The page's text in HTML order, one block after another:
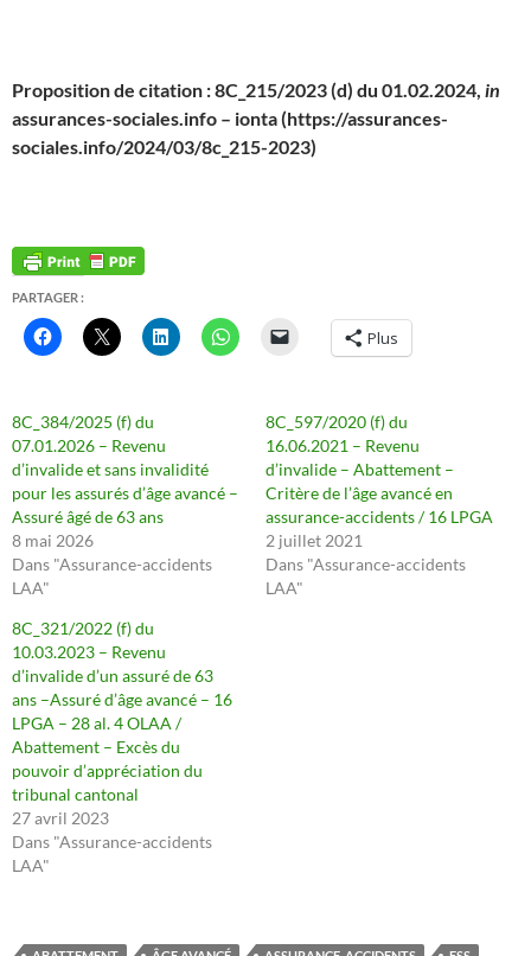
Proposition de citation : 8C_215/2023 (d) du 01.02.2024, in
assurances-sociales.info – ionta (https://assurances-
sociales.info/2024/03/8c_215-2023)
PARTAGER :
Plus
8C_384/2025 (f) du
07.01.2026 – Revenu
d’invalide et sans invalidité
pour les assurés d’âge avancé –
Assuré âgé de 63 ans
8 mai 2026
Dans "Assurance-accidents
LAA"
8C_597/2020 (f) du
16.06.2021 – Revenu
d’invalide – Abattement –
Critère de l’âge avancé en
assurance-accidents / 16 LPGA
2 juillet 2021
Dans "Assurance-accidents
LAA"
8C_321/2022 (f) du
10.03.2023 – Revenu
d’invalide d’un assuré de 63
ans –Assuré d’âge avancé – 16
LPGA – 28 al. 4 OLAA /
Abattement – Excès du
pouvoir d’appréciation du
tribunal cantonal
27 avril 2023
Dans "Assurance-accidents
LAA"